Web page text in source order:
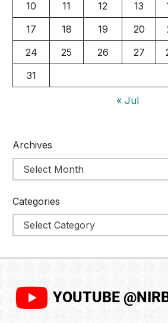
10
11 12 13
17
18 19 20
24
25 26 27
31
« Jul
Archives
Categories
YOUTUBE